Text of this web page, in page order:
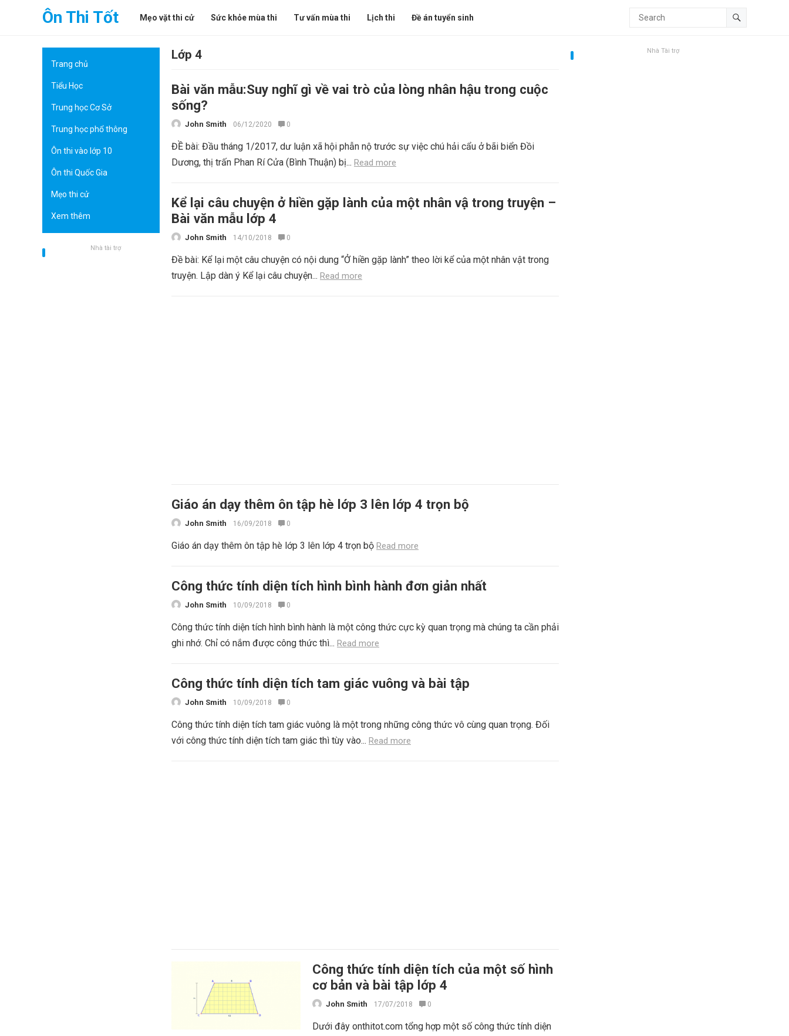
Ôn Thi Tốt Mẹo vặt thi cử Sức khỏe mùa thi Tư vấn mùa thi Lịch thi Đề án tuyển sinh
Trang chủ
Tiểu Học
Trung học Cơ Sở
Trung học phổ thông
Ôn thi vào lớp 10
Ôn thi Quốc Gia
Mẹo thi cử
Xem thêm
Nhà tài trợ
Lớp 4
Bài văn mẫu:Suy nghĩ gì về vai trò của lòng nhân hậu trong cuộc
sống?
John Smith 06/12/2020 0
ĐỀ bài: Đầu tháng 1/2017, dư luận xã hội phẫn nộ trước sự việc chú hải cẩu ở bãi biển Đồi
Dương, thị trấn Phan Rí Cửa (Bình Thuận) bị... Read more
Kể lại câu chuyện ở hiền gặp lành của một nhân vậ trong truyện –
Bài văn mẫu lớp 4
John Smith 14/10/2018 0
Đề bài: Kể lại một câu chuyện có nội dung “Ở hiền gặp lành” theo lời kể của một nhân vật trong
truyện. Lập dàn ý Kể lại câu chuyện... Read more
Giáo án dạy thêm ôn tập hè lớp 3 lên lớp 4 trọn bộ
John Smith 16/09/2018 0
Giáo án dạy thêm ôn tập hè lớp 3 lên lớp 4 trọn bộ Read more
Công thức tính diện tích hình bình hành đơn giản nhất
John Smith 10/09/2018 0
Công thức tính diện tích hình bình hành là một công thức cực kỳ quan trọng mà chúng ta cần phải
ghi nhớ. Chỉ có nắm được công thức thì... Read more
Công thức tính diện tích tam giác vuông và bài tập
John Smith 10/09/2018 0
Công thức tính diện tích tam giác vuông là một trong những công thức vô cùng quan trọng. Đối
với công thức tính diện tích tam giác thì tùy vào... Read more
Công thức tính diện tích của một số hình
cơ bản và bài tập lớp 4
John Smith 17/07/2018 0
Dưới đây onthitot.com tổng hợp một số công thức tính diện
Nhà Tài trợ